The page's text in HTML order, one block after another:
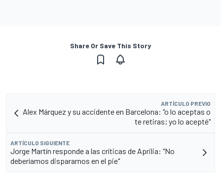
Share Or Save This Story
ARTÍCULO PREVIO
Alex Márquez y su accidente en Barcelona: "o lo aceptas o
te retiras; yo lo acepté"
ARTÍCULO SIGUIENTE
Jorge Martín responde a las críticas de Aprilia: "No
deberíamos dispararnos en el pie"